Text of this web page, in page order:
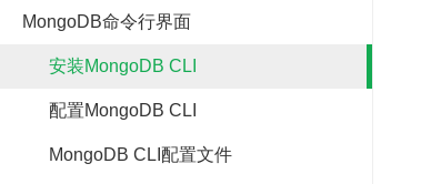
MongoDB命令行界面
安装MongoDB CLI
配置MongoDB CLI
MongoDB CLI配置文件